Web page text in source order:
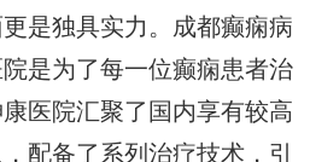
是独具实力。成都癫痫病
是为了每一位癫痫患者治
医院汇聚了国内享有较高
配备了系列治疗技术，引